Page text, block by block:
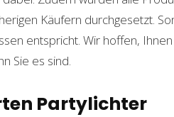
Käufern durchgesetzt.
entspricht. Wir hoffen,
Sie es sind.
Partylichter